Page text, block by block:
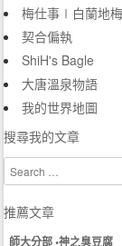
梅仕事∣白蘭地
契合偏執
ShiH's Bagle
大唐溫泉物語
我的世界地圖
搜尋我的文章
Search
推薦文章
師大分部 •神之臭豆腐